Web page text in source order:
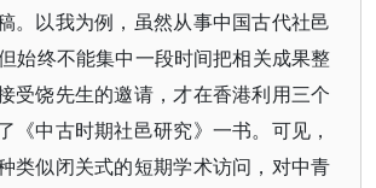
。以我为例，虽然从事中国古代社邑
始终不能集中一段时间把相关成果整
受饶先生的邀请，才在香港利用三个
《中古时期社邑研究》一书。可见，
类似闭关式的短期学术访问，对中青